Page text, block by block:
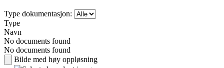
Type dokumentasjon:
Type
Navn
No documents found
No documents found
Bilde med høy oppløsning